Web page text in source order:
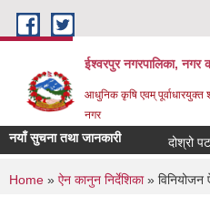
Skip to main content
ईश्वरपुर नगरपालिका, नगर
आधुनिक कृषि एवम् पूर्वाधारयुक्त
नगर
नयाँ सुचना तथा जानकारी दोश्रो
You are here
Home » ऐन कानुन निर्देशिका»